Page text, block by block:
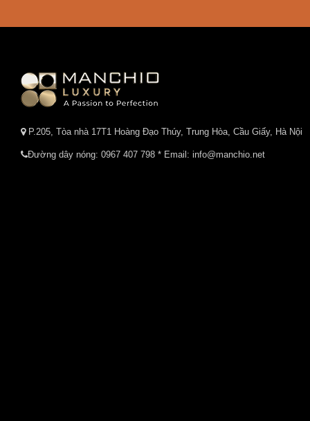
P.205, Tòa nhà 17T1 Hoàng Đạo Thúy, Trung Hòa, Cầu Giấy, Hà Nội
Đường dây nóng: 0967 407 798 * Email: info@manchio.net